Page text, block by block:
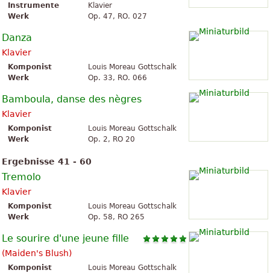
Instrumente
Klavier
Werk
Op. 47, RO. 027
Danza
Klavier
Komponist
Louis Moreau Gottschalk
Werk
Op. 33, RO. 066
Bamboula, danse des nègres
Klavier
Komponist
Louis Moreau Gottschalk
Werk
Op. 2, RO 20
Ergebnisse 41 - 60
Tremolo
Klavier
Komponist
Louis Moreau Gottschalk
Werk
Op. 58, RO 265
Le sourire d'une jeune fille
(Maiden's Blush)
Komponist
Louis Moreau Gottschalk